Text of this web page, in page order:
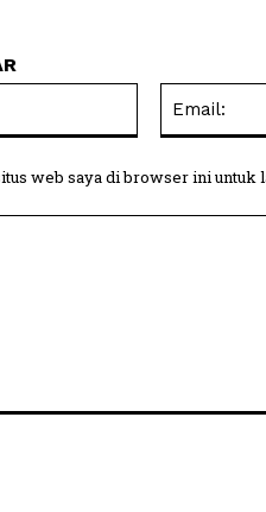
web saya di browser ini